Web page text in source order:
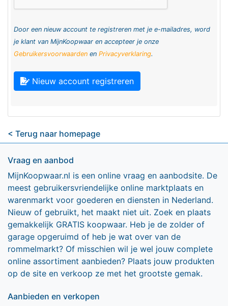
Door een nieuw account te registreren met je e-mailadres, word
je klant van MijnKoopwaar en accepteer je onze
Gebruikersvoorwaarden en Privacyverklaring.
Nieuw account registreren
< Terug naar homepage
Vraag en aanbod
MijnKoopwaar.nl is een online vraag en aanbodsite. De
meest gebruikersvriendelijke online marktplaats en
warenmarkt voor goederen en diensten in Nederland.
Nieuw of gebruikt, het maakt niet uit. Zoek en plaats
gemakkelijk GRATIS koopwaar. Heb je de zolder of
garage opgeruimd of heb je wat over van de
rommelmarkt? Of misschien wil je wel jouw complete
online assortiment aanbieden? Plaats jouw produkten
op de site en verkoop ze met het grootste gemak.
Aanbieden en verkopen